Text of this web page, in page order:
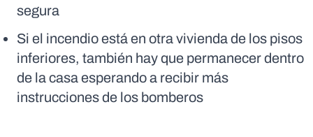
segura
Si el incendio está en otra vivienda de los pisos
inferiores, también hay que permanecer dentro
de la casa esperando a recibir más
instrucciones de los bomberos